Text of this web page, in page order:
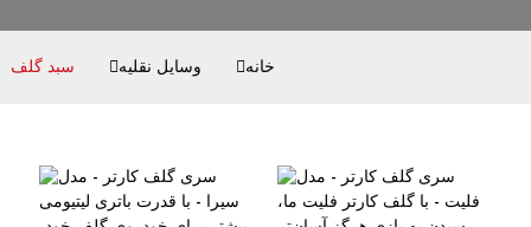
خانه وسایل نقلیه سبد گلف